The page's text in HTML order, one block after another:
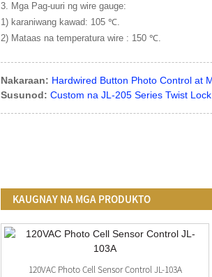
3. Mga Pag-uuri ng wire gauge:
1) karaniwang kawad: 105 ℃.
2) Mataas na temperatura wire : 150 ℃.
Nakaraan: Hardwired Button Photo Control at
Susunod: Custom na JL-205 Series Twist
KAUGNAY NA MGA PRODUKTO
120VAC Photo Cell Sensor Control JL-103A